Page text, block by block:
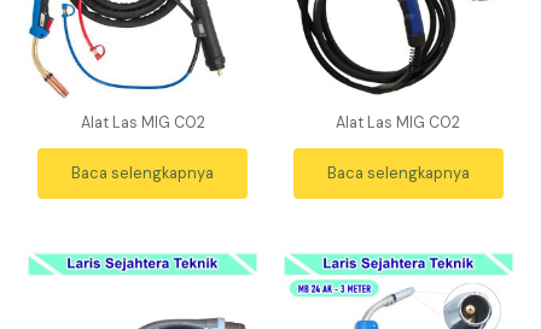
Alat Las MIG CO2
Baca selengkapnya
Alat Las MIG CO2
Baca selengkapnya